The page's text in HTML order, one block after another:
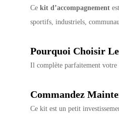
Cekit d’accompagnement
sportifs, industriels,
Pourquoi Choisir
Il complète parfaitement
Commandez
Ce kit est un petit